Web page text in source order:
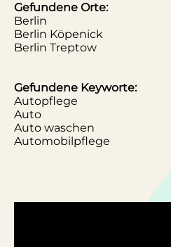
Gefundene Orte:
Berlin
Berlin Köpenick
Berlin Treptow
Gefundene Keyworte:
Autopflege
Auto
Auto waschen
Automobilpflege